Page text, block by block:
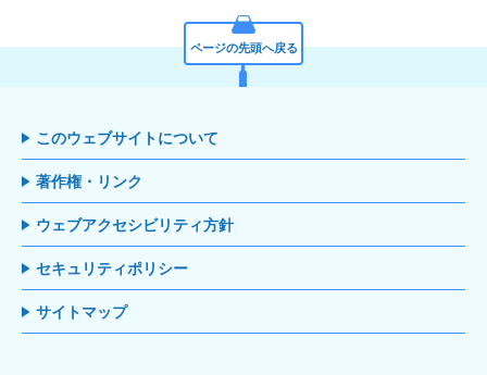
ページの先頭へ戻る
このウェブサイトについて
著作権・リンク
ウェブアクセシビリティ方針
セキュリティポリシー
サイトマップ